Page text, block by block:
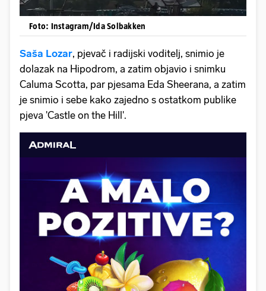
Foto: Instagram/Ida Solbakken
Saša Lozar, pjevač i radijski voditelj, snimio je
dolazak na Hipodrom, a zatim objavio i snimku
Caluma Scotta, par pjesama Eda Sheerana, a zatim
je snimio i sebe kako zajedno s ostatkom publike
pjeva 'Castle on the Hill'.